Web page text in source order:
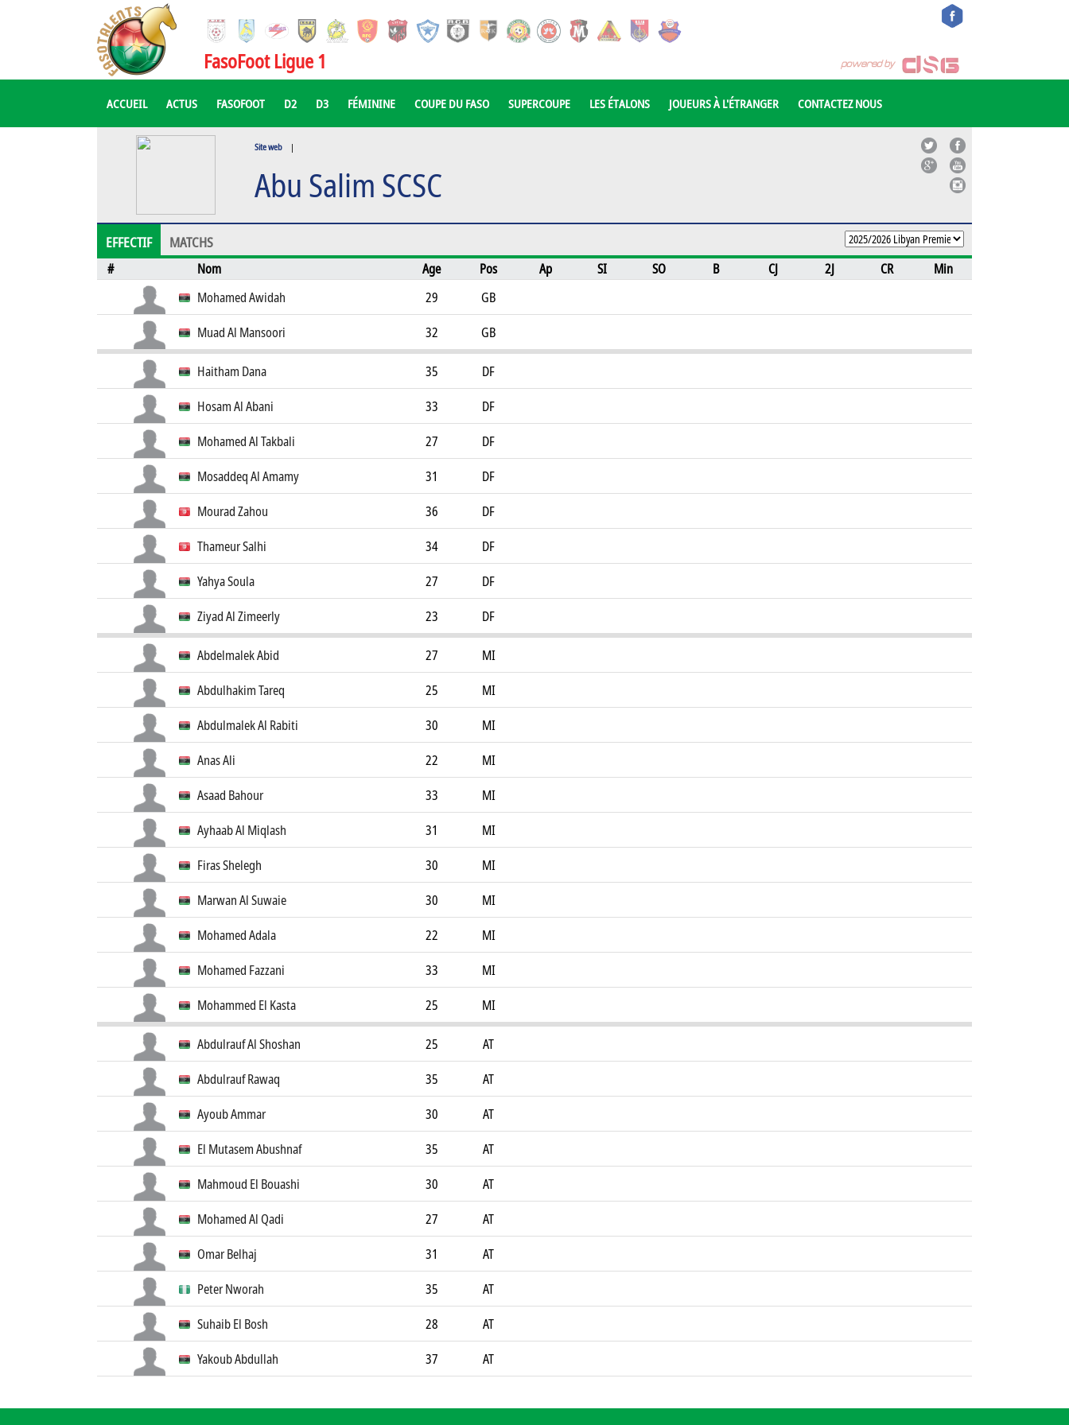
FasoFoot Ligue 1
ACCUEIL ACTUS FASOFOOT D2 D3 FÉMININE COUPE DU FASO SUPERCOUPE LES ÉTALONS JOUEURS À L'ÉTRANGER CONTACTEZ NOUS
Site web |
Abu Salim SCSC
EFFECTIF MATCHS
# Nom Age Pos Ap SI SO B CJ 2J CR
Min
Mohamed Awidah
29
GB
Muad Al Mansoori
32 GB
Haitham Dana 35
DF
Hosam Al Abani
33
DF
Mohamed Al Takbali
27
DF
Mosaddeq Al Amamy
31
DF
Mourad Zahou
36
DF
Thameur Salhi
34
DF
Yahya Soula
27
DF
Ziyad Al Zimeerly
23 DF
Abdelmalek Abid 27
MI
Abdulhakim Tareq
25
MI
Abdulmalek Al Rabiti
30
MI
Anas Ali
22
MI
Asaad Bahour
33
MI
Ayhaab Al Miqlash
31
MI
Firas Shelegh
30
MI
Marwan Al Suwaie
30
MI
Mohamed Adala
22
MI
Mohamed Fazzani
33
MI
Mohammed El Kasta
25 MI
Abdulrauf Al Shoshan 25
AT
Abdulrauf Rawaq
35
AT
Ayoub Ammar
30
AT
El Mutasem Abushnaf
35
AT
Mahmoud El Bouashi
30
AT
Mohamed Al Qadi
27
AT
Omar Belhaj
31
AT
Peter Nworah
35
AT
Suhaib El Bosh
28
AT
Yakoub Abdullah
37 AT